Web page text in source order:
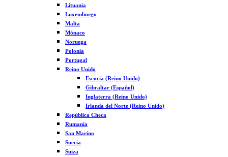
Lituania
Luxemburgo
Malta
Mónaco
Noruega
Polonia
Portugal
Reino Unido
Escocia (Reino Unido)
Gibraltar (Español)
Inglaterra (Reino Unido)
Irlanda del Norte (Reino Unido)
República Checa
Rumanía
San Marino
Suecia
Suiza